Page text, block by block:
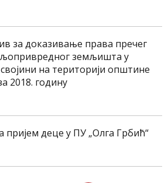
за доказивање права пречег
земљишта у
на територији општине
2018. годину
пријем деце у ПУ „Олга Грбић“